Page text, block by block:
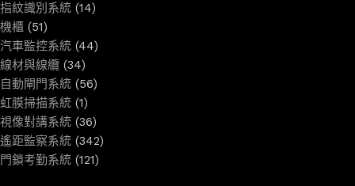
指紋識別系統 (14)
機櫃 (51)
汽車監控系統 (44)
線材與線纜 (34)
自動閘門系統 (56)
虹膜掃描系統 (1)
視像對講系統 (36)
遙距監察系統 (342)
門鎖考勤系統 (121)